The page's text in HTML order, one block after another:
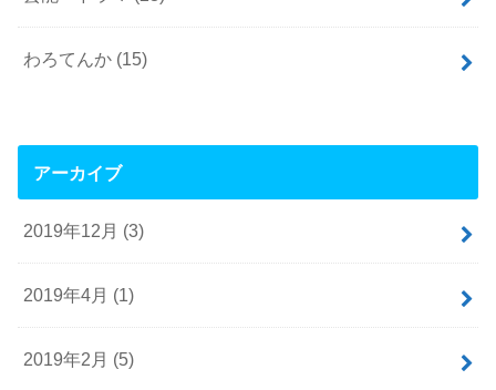
わろてんか (15)
アーカイブ
2019年12月 (3)
2019年4月 (1)
2019年2月 (5)